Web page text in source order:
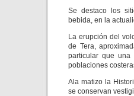
Se destaco los
bebida, en la
La erupción del
de Tera,
particular que
poblaciones
Ala matizo la
se conservan